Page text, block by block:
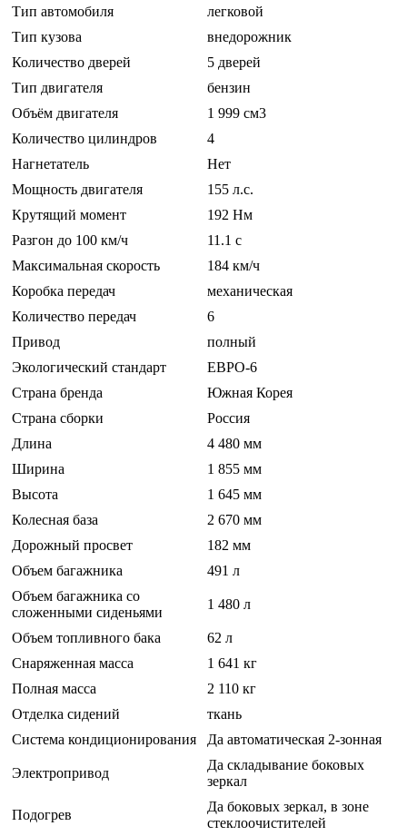
Тип автомобиля
легковой
Тип кузова
внедорожник
Количество дверей
5 дверей
Тип двигателя
бензин
Объём двигателя
1 999 см3
Количество цилиндров
4
Нагнетатель
Нет
Мощность двигателя
155 л.с.
Крутящий момент
192 Нм
Разгон до 100 км/ч
11.1 c
Максимальная скорость
184 км/ч
Коробка передач
механическая
Количество передач
6
Привод
полный
Экологический стандарт
ЕВРО-6
Страна бренда
Южная Корея
Страна сборки
Россия
Длина
4 480 мм
Ширина
1 855 мм
Высота
1 645 мм
Колесная база
2 670 мм
Дорожный просвет
182 мм
Объем багажника
491 л
Объем багажника со
сложенными сиденьями
1 480 л
Объем топливного бака
62 л
Снаряженная масса
1 641 кг
Полная масса
2 110 кг
Отделка сидений
ткань
Система кондиционирования
Да автоматическая 2-зонная
Электропривод
Да складывание боковых
зеркал
Подогрев
Да боковых зеркал, в зоне
стеклоочистителей